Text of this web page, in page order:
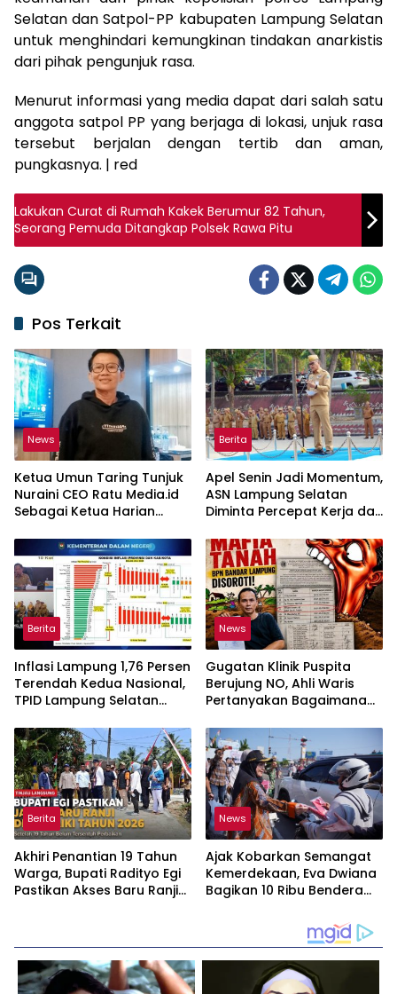
Selatan dan Satpol-PP kabupaten Lampung Selatan
untuk menghindari kemungkinan tindakan anarkistis
dari pihak pengunjuk rasa.
Menurut informasi yang media dapat dari salah satu
anggota satpol PP yang berjaga di lokasi, unjuk rasa
tersebut berjalan dengan tertib dan aman,
pungkasnya. | red
Lakukan Curat di Rumah Kakek Berumur 82 Tahun,
Seorang Pemuda Ditangkap Polsek Rawa Pitu
Pos Terkait
News
‎Ketua Umun Taring Tunjuk
Nuraini CEO Ratu Media.id
Sebagai Ketua Harian
Berita
Apel Senin Jadi Momentum,
ASN Lampung Selatan
Diminta Percepat Kerja dan
Berita
Inflasi Lampung 1,76 Persen
Terendah Kedua Nasional,
TPID Lampung Selatan
Kebutuhan Pokok
News
Gugatan Klinik Puspita
Berujung NO, Ahli Waris
Pertanyakan Bagaimana
Unjuk Rasa Jadi Agunan
Bank
Berita
Akhiri Penantian 19 Tahun
Warga, Bupati Radityo Egi
Pastikan Akses Baru Ranji
News
Ajak Kobarkan Semangat
Kemerdekaan, Eva Dwiana
Bagikan 10 Ribu Bendera